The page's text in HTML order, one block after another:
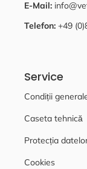
E-Mail:
Telefon: +49
Service
Condiții
Caseta tehnică
Protecția
Cookies